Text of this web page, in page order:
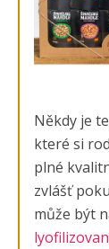
Někdy je
které si
plné
zvlášť
může být